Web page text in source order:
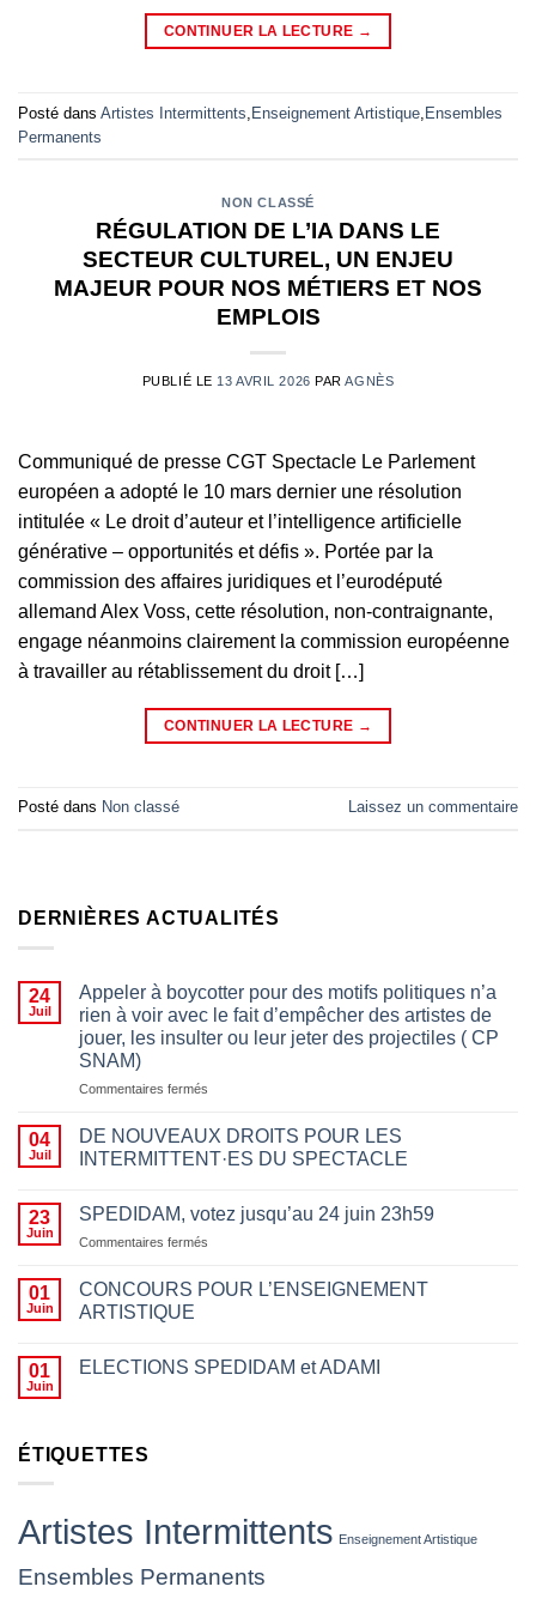
CONTINUER LA LECTURE →
Posté dans Artistes Intermittents Enseignement Artistique Ensembles
Permanents
NON CLASSÉ
RÉGULATION DE L’IA DANS LE
SECTEUR CULTUREL, UN ENJEU
MAJEUR POUR NOS MÉTIERS ET NOS
EMPLOIS
PUBLIÉ LE 13 AVRIL 2026 PARAGNÈS
Communiqué de presse CGT Spectacle Le Parlement
européen a adopté le 10 mars dernier une résolution
intitulée « Le droit d’auteur et l’intelligence artificielle
générative – opportunités et défis ». Portée par la
commission des affaires juridiques et l’eurodéputé
allemand Alex Voss, cette résolution, non-contraignante,
engage néanmoins clairement la commission européenne
à travailler au rétablissement du droit […]
CONTINUER LA LECTURE →
Posté dans Non classé Laissez un commentaire
DERNIÈRES ACTUALITÉS
24
Juil
Appeler à boycotter pour des motifs politiques n’a
rien à voir avec le fait d’empêcher des artistes de
jouer, les insulter ou leur jeter des projectiles ( CP
SNAM)
Commentaires fermés
à
boycotter
pour
motifs
à
fait
leur
des
04
Juil
DE NOUVEAUX DROITS POUR LES
INTERMITTENT·ES DU SPECTACLE
23
Juin
SPEDIDAM, votez jusqu’au 24 juin 23h59
Commentaires fermés
votez
23h59
01
Juin
CONCOURS POUR L’ENSEIGNEMENT
ARTISTIQUE
01
Juin
ELECTIONS SPEDIDAM et ADAMI
ÉTIQUETTES
Artistes Intermittents Enseignement Artistique
Ensembles Permanents